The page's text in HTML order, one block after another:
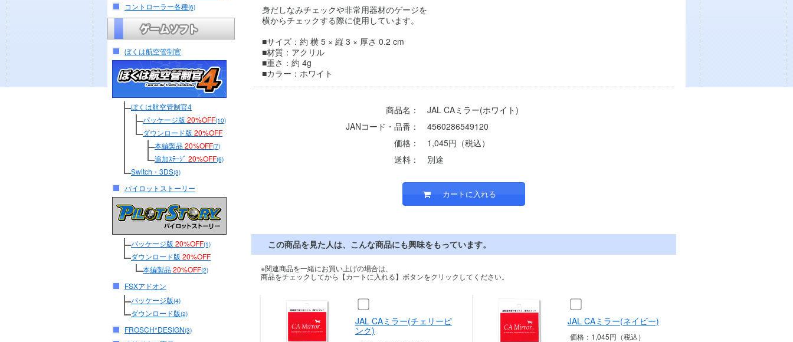
コントローラー各種(6)
ぼくは航空管制官
ぼくは航空管制官4
パッケージ版 20%OFF(10)
ダウンロード版 20%OFF
本編製品20%OFF(7)
追加ｽﾃｰｼﾞ 20%OFF(6)
Switch・3DS(3)
パイロットストーリー
パッケージ版 20%OFF(1)
ダウンロード版 20%OFF
本編製品20%OFF(2)
FSXアドオン
パッケージ版(4)
ダウンロード版(2)
FROSCH*DESIGN(3)
身だしなみチェックや非常用器材のゲージを
横からチェックする際に使用しています。
■サイズ：約 横 5 × 縦 3 × 厚さ 0.2 cm
■材質：アクリル
■重さ：約 4g
■カラー：ホワイト
商品名：
JAL CAミラー(ホワイト)
JANコード・品番：
4560286549120
価格：
1,045円（税込）
送料：
別途
この商品を見た人は、こんな商品にも興味をもっています。
※関連商品を一緒にお買い上げの場合は、
商品をチェックしてから【カートに入れる】ボタンをクリックしてください。
JAL CAミラー(チェリーピ
ンク)
JAL CAミラー(ネイビー)
価格： 1,045円（税込）